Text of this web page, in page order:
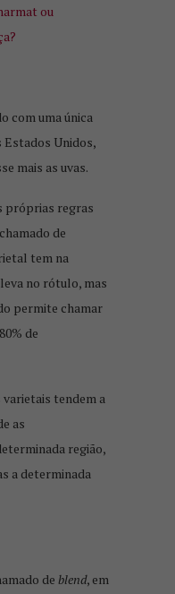
ou
com uma única
Estados Unidos,
mais as uvas.
próprias regras
de
tem na
no rótulo, mas
permite chamar
de
tendem a
as
região,
a determinada
de blend, em